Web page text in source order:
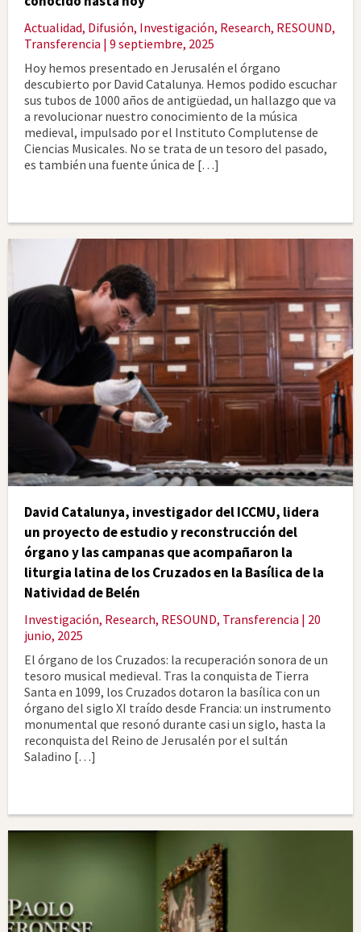
Actualidad, Difusión, Investigación, Research, RESOUND,
Transferencia | 9 septiembre, 2025
Hoy hemos presentado en Jerusalén el órgano
descubierto por David Catalunya. Hemos podido escuchar
sus tubos de 1000 años de antigüedad, un hallazgo que va
a revolucionar nuestro conocimiento de la música
medieval, impulsado por el Instituto Complutense de
Ciencias Musicales. No se trata de un tesoro del pasado,
es también una fuente única de […]
David Catalunya, investigador del ICCMU, lidera
un proyecto de estudio y reconstrucción del
órgano y las campanas que acompañaron la
liturgia latina de los Cruzados en la Basílica de la
Natividad de Belén
Investigación, Research, RESOUND, Transferencia | 20
junio, 2025
El órgano de los Cruzados: la recuperación sonora de un
tesoro musical medieval. Tras la conquista de Tierra
Santa en 1099, los Cruzados dotaron la basílica con un
órgano del siglo XI traído desde Francia: un instrumento
monumental que resonó durante casi un siglo, hasta la
reconquista del Reino de Jerusalén por el sultán
Saladino […]